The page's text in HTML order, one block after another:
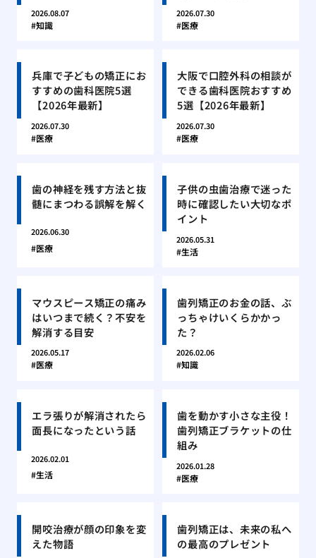
2026.08.07
知識
2026.07.30
医療
兵庫で子どもの矯正にお
すすめの歯科医院5選
【2026年最新】
2026.07.30
医療
大阪で口腔外科の相談が
できる歯科医院おすすめ
5選【2026年最新】
2026.07.30
医療
歯の神経を残す方法と抜
髄にまつわる誤解を解く
2026.06.30
医療
子供の虫歯治療で迷った
時に確認したい大切なポ
イント
2026.05.31
生活
マウスピース矯正の痛み
はいつまで続く？不安を
解消する目安
2026.05.17
医療
歯列矯正のお金の話、ぶ
っちゃけいくらかかっ
た？
2026.02.06
知識
エラ張りが解消されたら
面長になったという話
2026.02.01
生活
歯を動かす小さな主役！
歯列矯正ブラケットの仕
組み
2026.01.28
医療
開咬治療が顔の印象を変
えた物語
歯列矯正は、未来の私へ
の最高のプレゼント